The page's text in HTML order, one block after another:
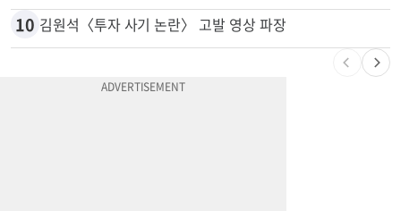
10 김원석〈투자 사기 논란〉 고발 영상 파장